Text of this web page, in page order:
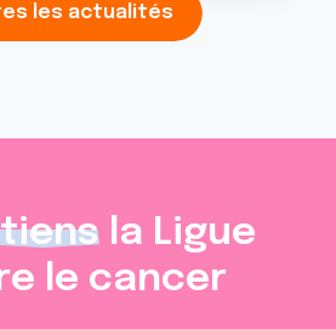
les actualités
la Ligue
le cancer